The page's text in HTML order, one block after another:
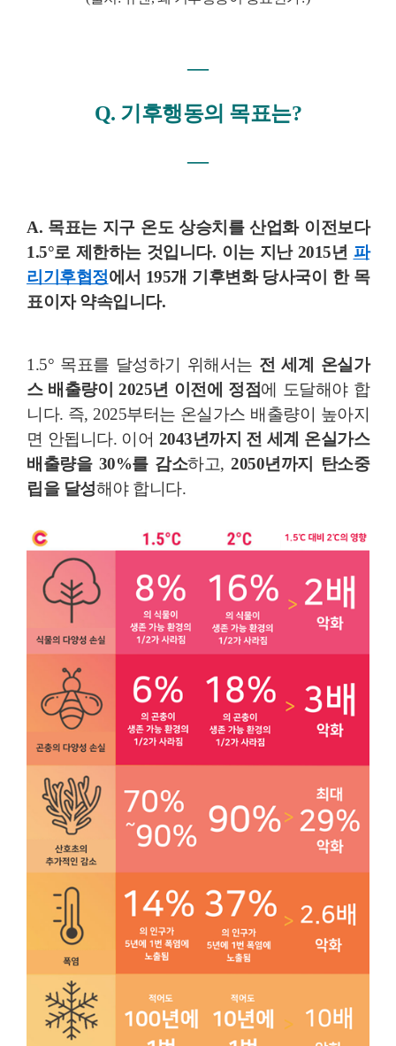
―
Q. 기후행동의 목표는?
―
A. 목표는 지구 온도 상승치를산업화 이전보다
1.5°로 제한하는 것입니다. 이는 지난 2015년 파
리기후협정에서 195개 기후변화 당사국이 한 목
표이자 약속입니다.
1.5° 목표를 달성하기 위해서는 전 세계 온실가
스 배출량이 2025년 이전에 정점에 도달해야 합
니다. 즉, 2025부터는 온실가스 배출량이 높아지
면 안됩니다. 이어 2043년까지 전 세계 온실가스
배출량을 30%를 감소하고,2050년까지 탄소중
립을 달성해야 합니다.